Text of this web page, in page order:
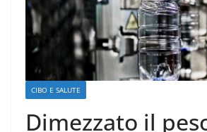
CIBO E SALUTE
Dimezzato il